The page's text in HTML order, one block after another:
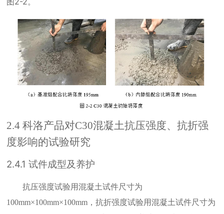
2.4科洛产品对C30混凝土抗压强度、抗折强
度影响的试验研究
2.4.1试件成型及养护
抗压强度试验用混凝土试件尺寸为
100mm×100mm×100mm ，抗折强度试验用混凝土试件尺寸为